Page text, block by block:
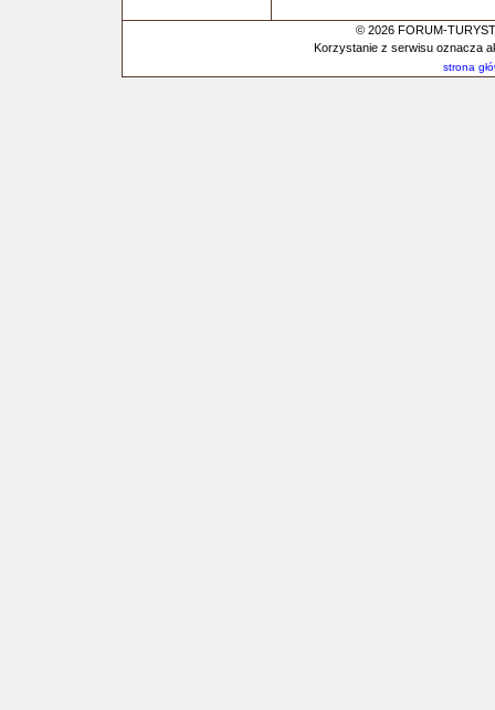
© 2026 FORUM-
Korzystanie z serwisu oznacza
strona